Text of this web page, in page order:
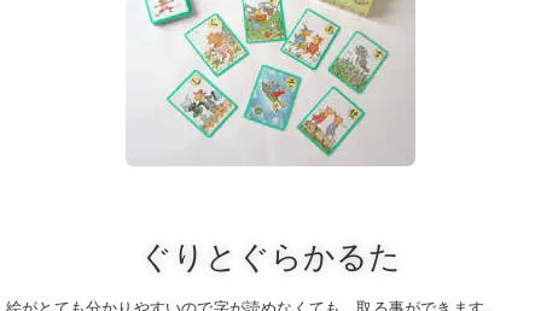
ぐりとぐらかるた